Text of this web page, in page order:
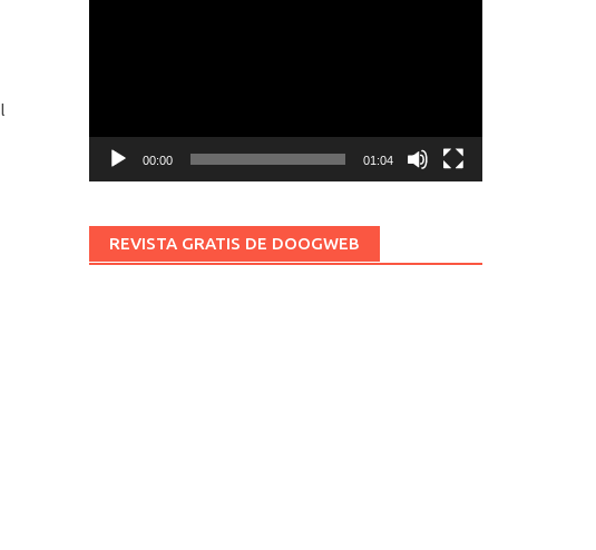
00:00 01:04
REVISTA GRATIS DE DOOGWEB